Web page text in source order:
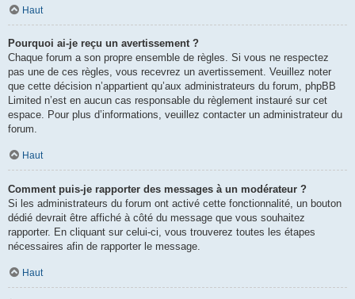
Haut
Pourquoi ai-je reçu un avertissement ?
Chaque forum a son propre ensemble de règles. Si vous ne respectez
pas une de ces règles, vous recevrez un avertissement. Veuillez noter
que cette décision n’appartient qu’aux administrateurs du forum, phpBB
Limited n’est en aucun cas responsable du règlement instauré sur cet
espace. Pour plus d’informations, veuillez contacter un administrateur du
forum.
Haut
Comment puis-je rapporter des messages à un modérateur ?
Si les administrateurs du forum ont activé cette fonctionnalité, un bouton
dédié devrait être affiché à côté du message que vous souhaitez
rapporter. En cliquant sur celui-ci, vous trouverez toutes les étapes
nécessaires afin de rapporter le message.
Haut